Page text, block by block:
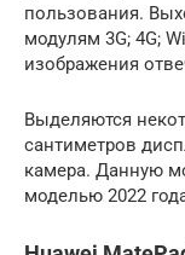
пользования.
модулям 3G; 4G;
изображения
Выделяются
сантиметров
камера. Данную
моделью 2022